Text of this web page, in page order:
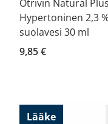
Otrivin Natural Plus
Hypertoninen 2,3
suolavesi 30 ml
9,85 €
Lääke